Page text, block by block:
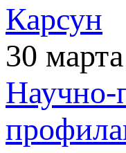
Карсун
30
Научно-